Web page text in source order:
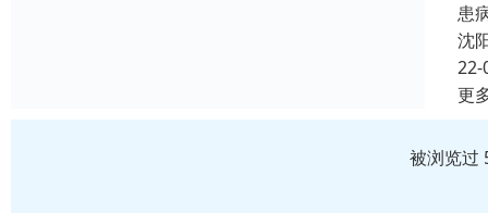
患
沈
22-
更
被浏览过